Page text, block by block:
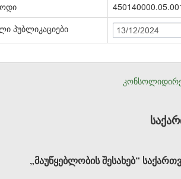
პუბლიკაციები
13/12/2024
„მაუწყებლობის შესახებ“